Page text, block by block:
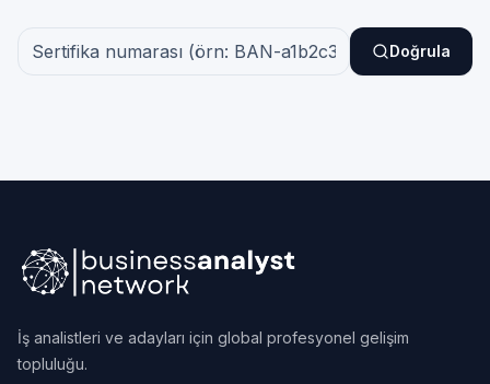
Doğrula
İş analistleri ve adayları için global profesyonel gelişim
topluluğu.